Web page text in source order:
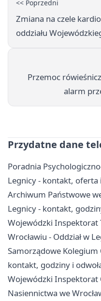
<< Poprzedni
Zmiana na czele
oddziału
Przemoc
alarm
Przydatne dane
Poradnia
Legnicy - kontakt, oferta
Archiwum Państwowe
Legnicy - kontakt,
Wojewódzki
Wrocławiu - Oddział w
Samorządowe Kolegium
kontakt, godziny i
Wojewódzki Inspektorat
Nasiennictwa we